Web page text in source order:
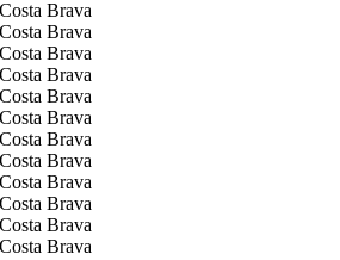
Brava
Brava
Brava
Brava
Brava
Brava
Brava
Brava
Brava
Brava
Brava
Brava